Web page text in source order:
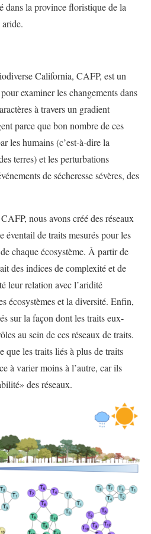
dans la province floristique de la
California, CAFP, est un
examiner les changements dans
à travers un gradient
parce que bon nombre de ces
les humains (c’est-à-dire la
terres) et les perturbations
de sécheresse sévères, des
nous avons créé des réseaux
éventail de traits mesurés pour les
chaque écosystème. À partir de
des indices de complexité et de
leur relation avec l’aridité
écosystèmes et la diversité. Enfin,
sur la façon dont les traits eux-
au sein de ces réseaux de traits.
que les traits liés à plus de traits
à varier moins à l’autre, car ils
des réseaux.